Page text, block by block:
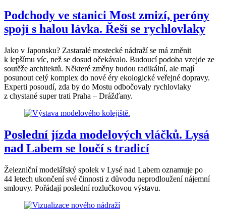
Podchody ve stanici Most zmizí, peróny
spojí s halou lávka. Řeší se rychlovlaky
Jako v Japonsku? Zastaralé mostecké nádraží se má změnit
k lepšímu víc, než se dosud očekávalo. Budoucí podoba vzejde ze
soutěže architektů. Některé změny budou radikální, ale mají
posunout celý komplex do nové éry ekologické veřejné dopravy.
Experti posoudí, zda by do Mostu odbočovaly rychlovlaky
z chystané super trati Praha – Drážďany.
Poslední jízda modelových vláčků. Lysá
nad Labem se loučí s tradicí
Železniční modelářský spolek v Lysé nad Labem oznamuje po
44 letech ukončení své činnosti z důvodu neprodloužení nájemní
smlouvy. Pořádají poslední rozlučkovou výstavu.